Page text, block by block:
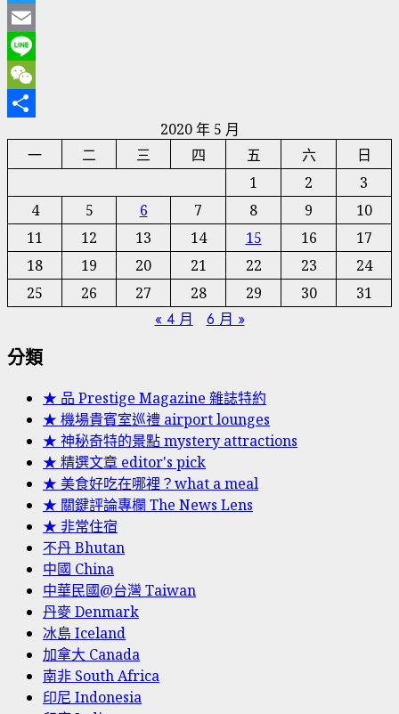
Twitter
Email
Line
WeChat
2020 年 5 月
一
二 三 四 五 六
日
1
2
3
4
5 6 7 8 9
10
11
12 13 14 15 16
17
18
19 20 21 22 23
24
25
26 27 28 29 30 31
« 4 月 6 月 »
分類
★ 品 Prestige Magazine 雜誌特約
★ 機場貴賓室巡禮 airport lounges
★ 神秘奇特的景點 mystery attractions
★ 精選文章 editor's pick
★ 美食好吃在哪裡？what a meal
★ 關鍵評論專欄 The News Lens
★ 非常住宿
不丹 Bhutan
中國 China
中華民國@台灣 Taiwan
丹麥 Denmark
冰島 Iceland
加拿大 Canada
南非 South Africa
印尼 Indonesia